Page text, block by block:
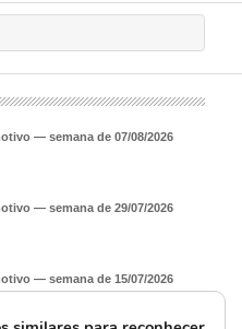
— semana de 07/08/2026
— semana de 29/07/2026
— semana de 15/07/2026